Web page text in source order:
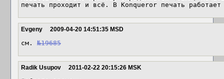
печать проходит и всё. В Konqueror печать
Evgeny 2009-04-20 14:51:35 MSD
см. №19685
Radik Usupov 2011-02-22 20:15:26 MSK